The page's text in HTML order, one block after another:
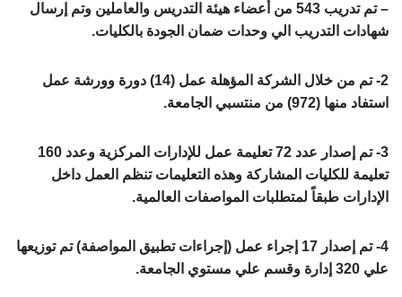
– تم تدريب 543 من أعضاء هيئة التدريس والعاملين وتم إرسال
شهادات التدريب الي وحدات ضمان الجودة بالكليات.
2- تم من خلال الشركة المؤهلة عمل (14) دورة وورشة عمل
استفاد منها (972) من منتسبي الجامعة.
3- تم إصدار عدد 72 تعليمة عمل للإدارات المركزية وعدد 160
تعليمة للكليات المشاركة وهذه التعليمات تنظم العمل داخل
الإدارات طبقاً لمتطلبات المواصفات العالمية.
4- تم إصدار 17 إجراء عمل (إجراءات تطبيق المواصفة) تم توزيعها
علي 320 إدارة وقسم علي مستوي الجامعة.